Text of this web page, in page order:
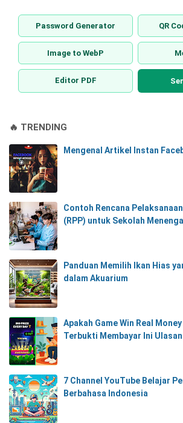
Password Generator QR
Image to WebP
Editor PDF
🔥 TRENDING
Mengenal Artikel Instan
Contoh Rencana
(RPP) untuk Sekolah
Panduan Memilih Ikan Hias
dalam Akuarium
Apakah Game Win Real
Terbukti Membayar Ini
7 Channel YouTube Belajar
Berbahasa Indonesia